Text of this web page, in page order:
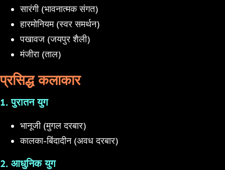
सारंगी (भावनात्मक संगत)
हारमोनियम (स्वर समर्थन)
पखावज (जयपुर शैली)
मंजीरा (ताल)
प्रसिद्ध कलाकार
1. पुरातन युग
भानूजी (मुगल दरबार)
कालका-बिंदादीन (अवध दरबार)
2. आधुनिक युग